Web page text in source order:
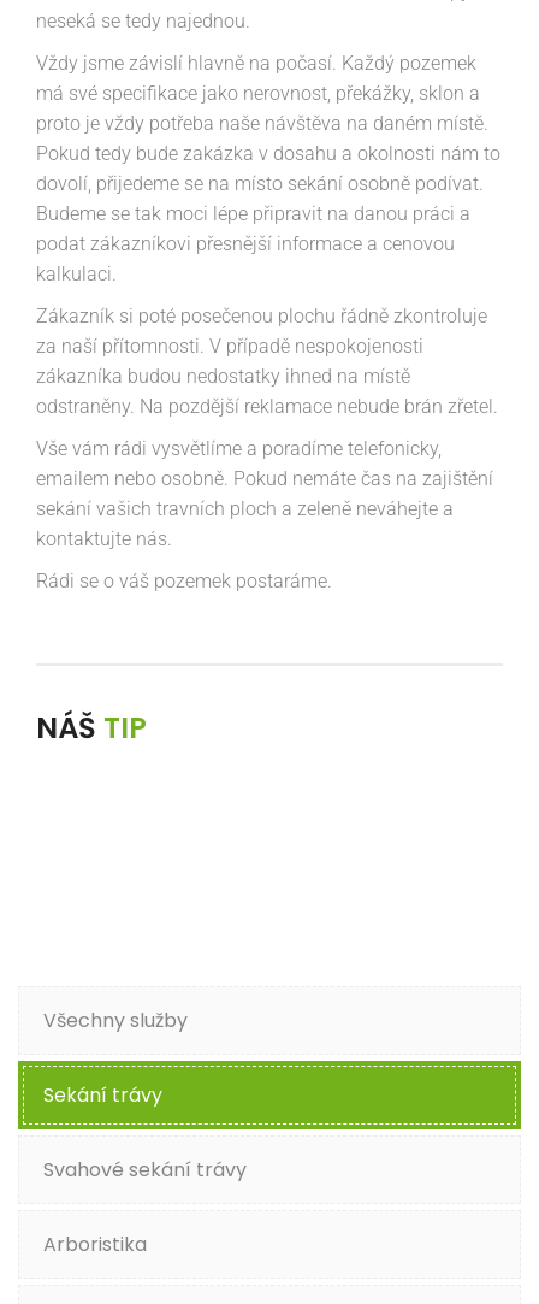
neseká se tedy najednou.
Vždy jsme závislí hlavně na počasí. Každý pozemek
má své specifikace jako nerovnost, překážky, sklon a
proto je vždy potřeba naše návštěva na daném místě.
Pokud tedy bude zakázka v dosahu a okolnosti nám to
dovolí, přijedeme se na místo sekání osobně podívat.
Budeme se tak moci lépe připravit na danou práci a
podat zákazníkovi přesnější informace a cenovou
kalkulaci.
Zákazník si poté posečenou plochu řádně zkontroluje
za naší přítomnosti. V případě nespokojenosti
zákazníka budou nedostatky ihned na místě
odstraněny. Na pozdější reklamace nebude brán zřetel.
Vše vám rádi vysvětlíme a poradíme telefonicky,
emailem nebo osobně. Pokud nemáte čas na zajištění
sekání vašich travních ploch a zeleně neváhejte a
kontaktujte nás.
Rádi se o váš pozemek postaráme.
NÁŠ TIP
Všechny služby
Sekání trávy
Svahové sekání trávy
Arboristika